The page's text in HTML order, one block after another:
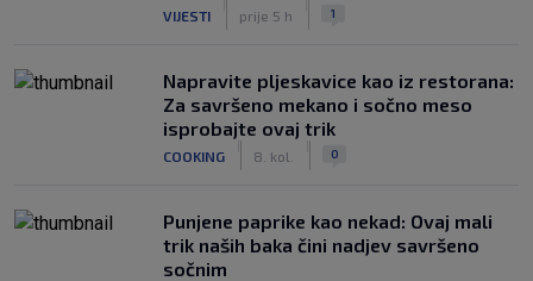
VIJESTI prije 5 h 1
Napravite pljeskavice kao iz restorana:
Za savršeno mekano i sočno meso
isprobajte ovaj trik
COOKING 8. kol. 0
Punjene paprike kao nekad: Ovaj mali
trik naših baka čini nadjev savršeno
sočnim